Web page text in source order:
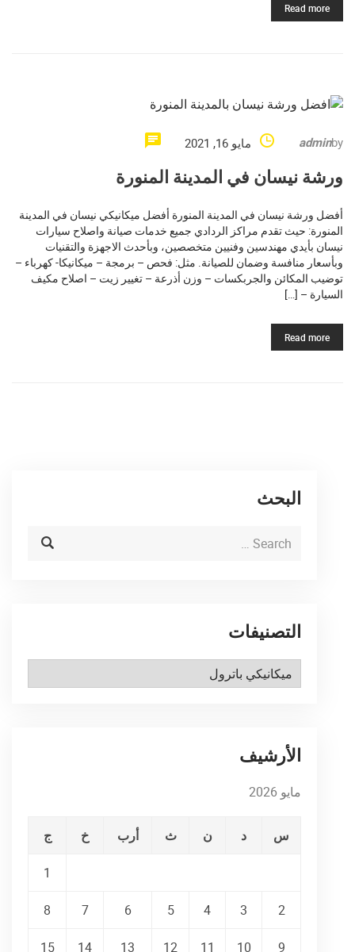
Read more
by
admin مايو 16, 2021
ورشة نيسان في المدينة المنورة
أفضل ورشة نيسان في المدينة المنورة أفضل ميكانيكي نيسان في المدينة
المنورة: حيث تقدم مراكز الردادي جميع خدمات صيانة واصلاح سيارات
نيسان بأيدي مهندسين وفنيين متخصصين، وبأحدث الاجهزة والتقنيات
وبأسعار منافسة وضمان للصيانة. مثل: فحص – برمجة – ميكانيكا- كهرباء –
توضيب المكائن والجربكسات – وزن أذرعة – تغيير زيت – اصلاح مكيف
السيارة – […]
Read more
البحث
التصنيفات
التصنيفات
الأرشيف
مايو 2026
س د ن ث أرب خ ج
1
2
3
4
5
6
7
8
9
10
11
12
13
14
15